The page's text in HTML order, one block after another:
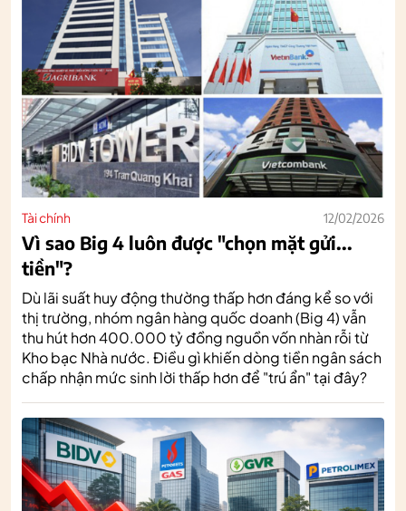
Tài chính 12/02/2026
Vì sao Big 4 luôn được "chọn mặt gửi...
tiền"?
Dù lãi suất huy động thường thấp hơn đáng kể so với
thị trường, nhóm ngân hàng quốc doanh (Big 4) vẫn
thu hút hơn 400.000 tỷ đồng nguồn vốn nhàn rỗi từ
Kho bạc Nhà nước. Điều gì khiến dòng tiền ngân sách
chấp nhận mức sinh lời thấp hơn để "trú ẩn" tại đây?